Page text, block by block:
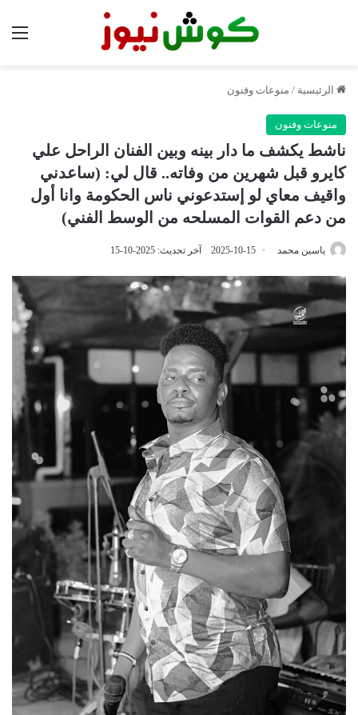
الرئيسية / منوعات وفنون
منوعات وفنون
ناشط يكشف ما دار بينه وبين الفنان الراحل علي
كايرو قبل شهرين من وفاته.. قال لي: (ساعدني
واقيف معاي لو إستدعوني ناس الحكومة وانا أول
من دعم القوات المسلحه من الوسط الفني)
ياسين محمد 2025-10-15 آخر تحديث: 2025-10-15